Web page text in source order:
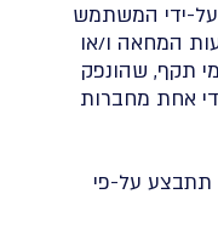
על-ידי המשתמש
המחאה ו/או
תקף, שהונפק
אחת מחברות
תתבצע על-פי